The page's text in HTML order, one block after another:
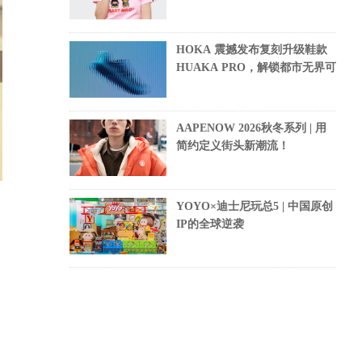
HOKA 震撼发布复刻升级鞋款
HUAKA PRO，解锁都市无界可
AAPENOW 2026秋冬系列 | 用
简约定义街头新潮流！
YOYO×迪士尼玩总5 | 中国原创
IP的全球逆袭